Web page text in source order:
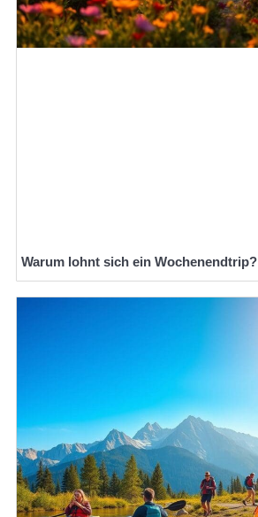
Warum lohnt sich ein Wochenendtrip?